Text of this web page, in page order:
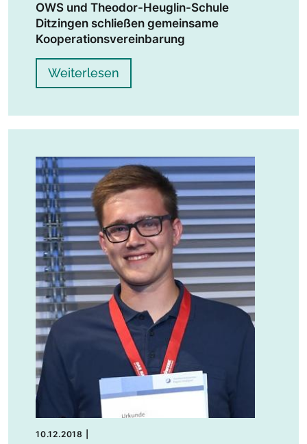
OWS und Theodor-Heuglin-Schule
Ditzingen schließen gemeinsame
Kooperationsvereinbarung
Weiterlesen
10.12.2018